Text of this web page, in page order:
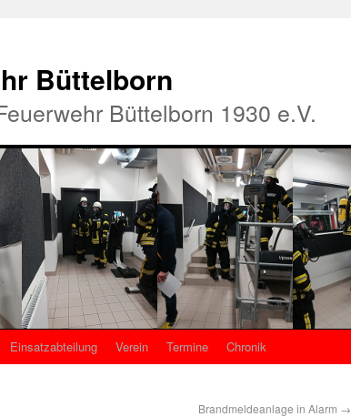
Büttelborn
Büttelborn 1930 e.V.
Einsatzabteilung Verein Termine Chronik
Brandmeldeanlage in Alarm →